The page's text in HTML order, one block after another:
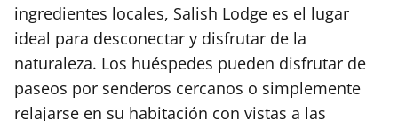
ingredientes locales, Salish Lodge es el lugar
ideal para desconectar y disfrutar de la
naturaleza. Los huéspedes pueden disfrutar de
paseos por senderos cercanos o simplemente
relajarse en su habitación con vistas a las